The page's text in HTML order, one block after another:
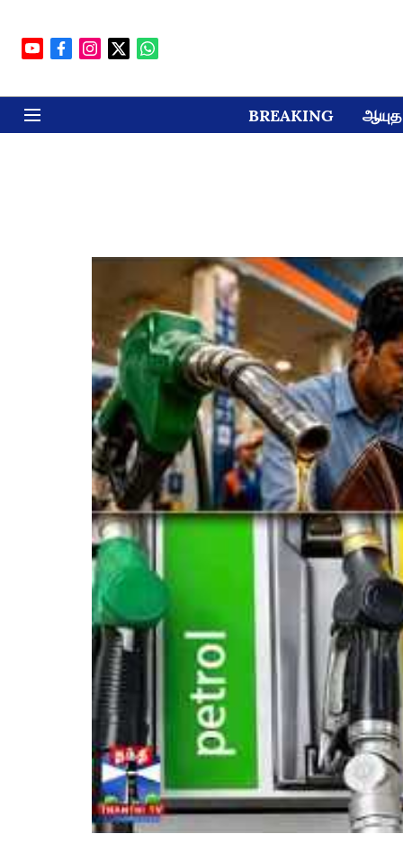
BREAKING ஆயுத